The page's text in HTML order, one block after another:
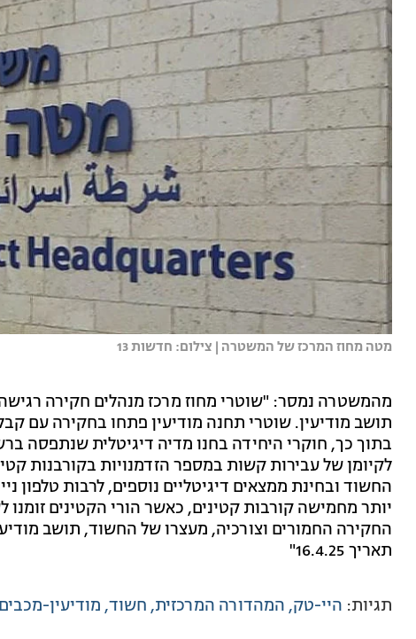
מטה מחוז המרכז של המשטרה | צילום: חדשות 13
מהמשטרה נמסר: "שוטרי מחוז מרכז מנהלים חקירה רגישה
תושב מודיעין. שוטרי תחנה מודיעין פתחו בחקירה עם
בתוך כך, חוקרי היחידה בחנו מדיה דיגיטלית שנתפסה
לקיומן של עבירות קשות במספר הזדמנויות בקורבנות
החשוד ובחינת ממצאים דיגיטליים נוספים, לרבות טלפון
יותר מחמישה קורבות קטינים, כאשר הורי הקטינים
החקירה החמורים וצורכיה, מעצרו של החשוד, תושב
תאריך 16.4.25"
תגיות: היי-טק המהדורה המרכזית חשוד מודיעין-